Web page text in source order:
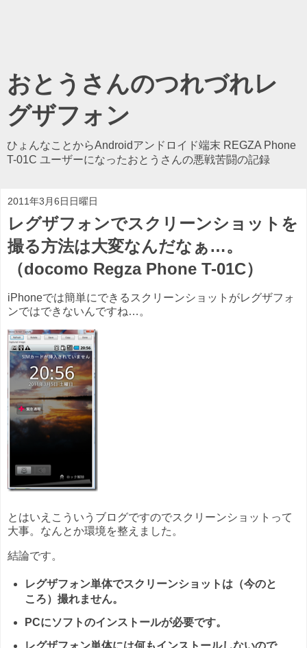
おとうさんのつれづれレ
グザフォン
ひょんなことからAndroidアンドロイド端末 REGZA Phone
T-01C ユーザーになったおとうさんの悪戦苦闘の記録
2011年3月6日日曜日
レグザフォンでスクリーンショットを
撮る方法は大変なんだなぁ…。
（docomo Regza Phone T-01C）
iPhoneでは簡単にできるスクリーンショットがレグザフォ
ンではできないんですね…。
とはいえこういうブログですのでスクリーンショットって
大事。なんとか環境を整えました。
結論です。
レグザフォン単体でスクリーンショットは（今のと
ころ）撮れません。
PCにソフトのインストールが必要です。
レグザフォン単体には何もインストールしないので